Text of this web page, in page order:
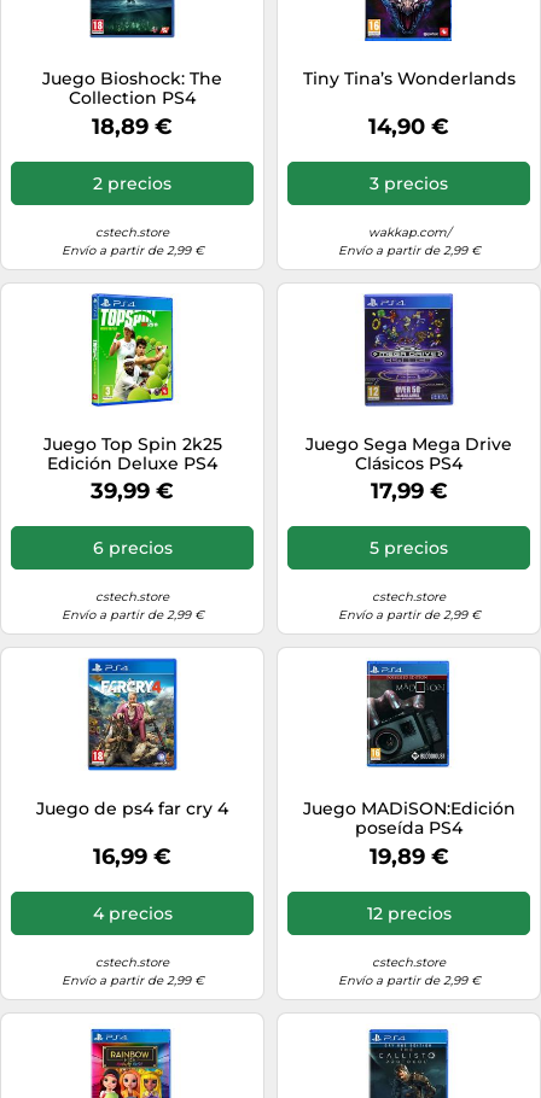
Juego Bioshock: The
Collection PS4
18,89 €
2 precios
cstech.store
Envío a partir de 2,99 €
Tiny Tina’s Wonderlands
14,90 €
3 precios
wakkap.com/
Envío a partir de 2,99 €
Juego Top Spin 2k25
Edición Deluxe PS4
39,99 €
6 precios
cstech.store
Envío a partir de 2,99 €
Juego Sega Mega Drive
Clásicos PS4
17,99 €
5 precios
cstech.store
Envío a partir de 2,99 €
Juego de ps4 far cry 4
16,99 €
4 precios
cstech.store
Envío a partir de 2,99 €
Juego MADiSON:Edición
poseída PS4
19,89 €
12 precios
cstech.store
Envío a partir de 2,99 €